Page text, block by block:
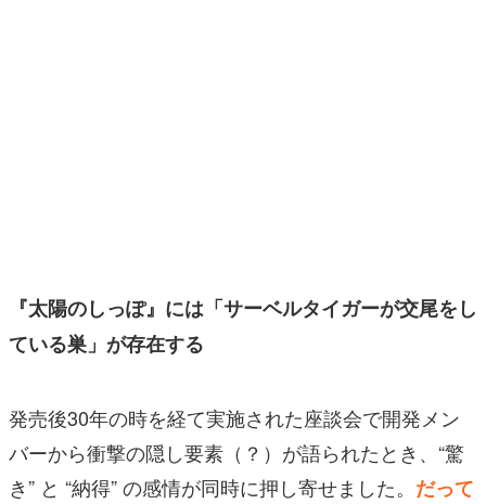
その他
運営：株式会社マレ
『太陽のしっぽ』には「サーベルタイガーが交尾をし
ている巣」が存在する
発売後30年の時を経て実施された座談会で開発メン
バーから衝撃の隠し要素（？）が語られたとき、“驚
き” と “納得” の感情が同時に押し寄せました。 だって